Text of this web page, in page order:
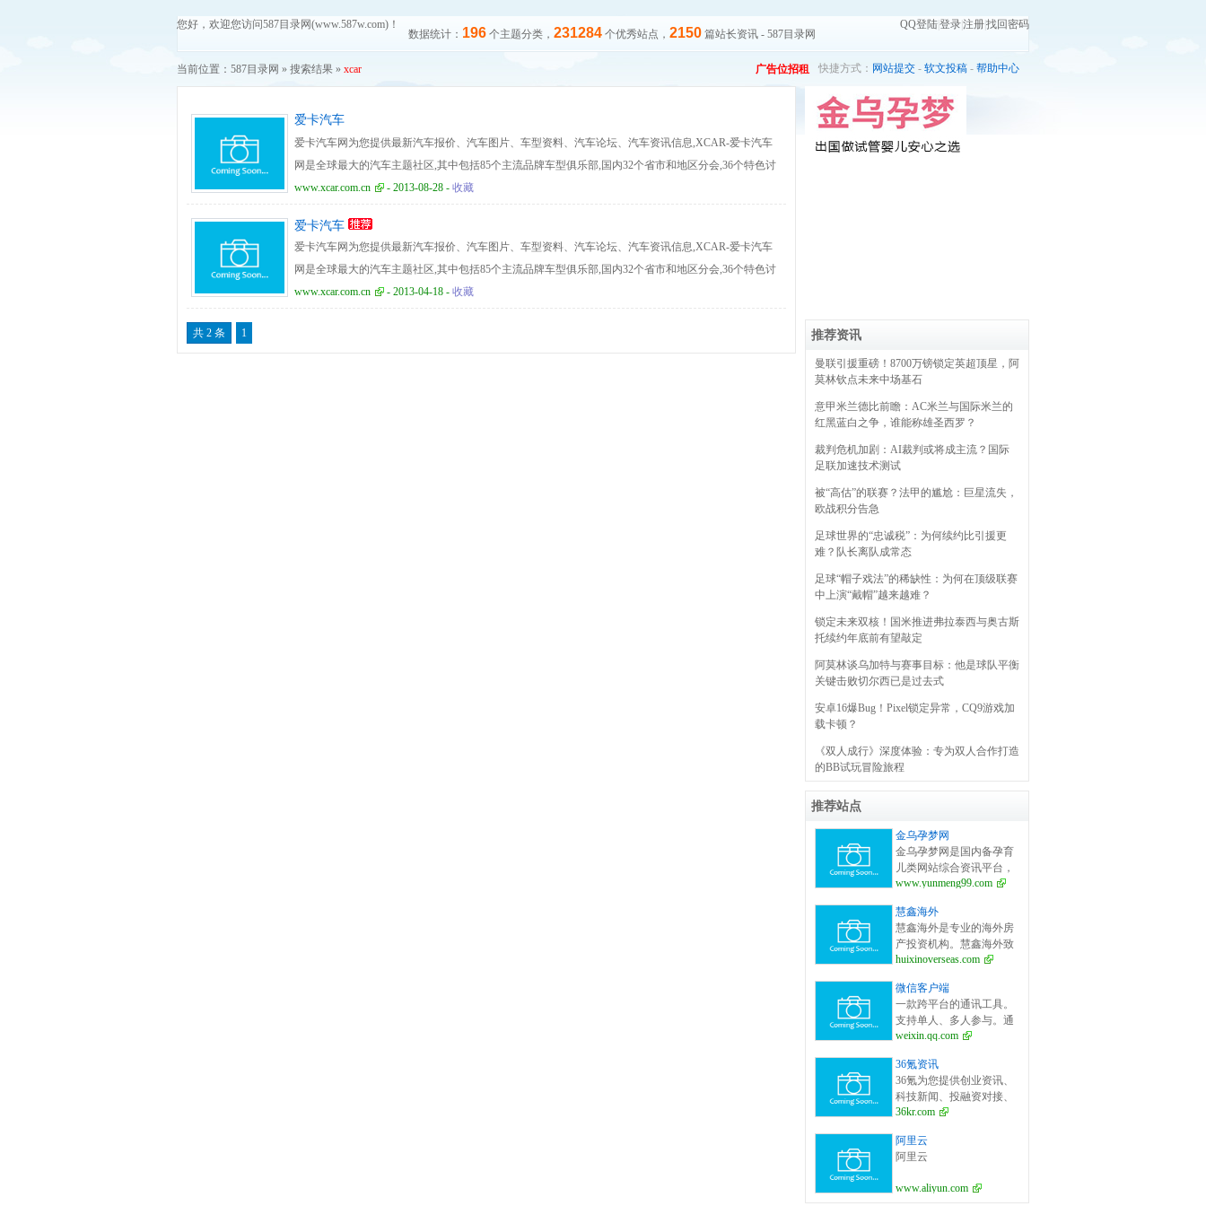
您好，欢迎您访问587目录网(www.587w.com)！ QQ登陆登录注册找回密码
数据统计： 196 个主题分类， 231284 个优秀站点， 2150 篇站长资讯 - 587目录网
快捷方式： 网站提交 - 软文投稿 - 帮助中心
广告位招租
当前位置： 587目录网 » 搜索结果 » xcar
爱卡汽车
爱卡汽车网为您提供最新汽车报价、汽车图片、车型资料、汽车论坛、汽车资讯信息,XCAR-爱卡汽车
网是全球最大的汽车主题社区,其中包括85个主流品牌车型俱乐部,国内32个省市和地区分会,36个特色讨
论区
www.xcar.com.cn - 2013-08-28 - 收藏
爱卡汽车
爱卡汽车网为您提供最新汽车报价、汽车图片、车型资料、汽车论坛、汽车资讯信息,XCAR-爱卡汽车
网是全球最大的汽车主题社区,其中包括85个主流品牌车型俱乐部,国内32个省市和地区分会,36个特色讨
论区
www.xcar.com.cn - 2013-04-18 - 收藏
共 2 条 1 推荐资讯
曼联引援重磅！8700万镑锁定英超顶星，阿
莫林钦点未来中场基石
意甲米兰德比前瞻：AC米兰与国际米兰的
红黑蓝白之争，谁能称雄圣西罗？
裁判危机加剧：AI裁判或将成主流？国际
足联加速技术测试
被“高估”的联赛？法甲的尴尬：巨星流失，
欧战积分告急
足球世界的“忠诚税”：为何续约比引援更
难？队长离队成常态
足球“帽子戏法”的稀缺性：为何在顶级联赛
中上演“戴帽”越来越难？
锁定未来双核！国米推进弗拉泰西与奥古斯
托续约年底前有望敲定
阿莫林谈乌加特与赛事目标：他是球队平衡
关键击败切尔西已是过去式
安卓16爆Bug！Pixel锁定异常，CQ9游戏加
载卡顿？
《双人成行》深度体验：专为双人合作打造
的BB试玩冒险旅程
推荐站点
金乌孕梦网
金乌孕梦网是国内备孕育
儿类网站综合资讯平台，
开设试管婴儿、备孕百
复、育儿宝典、生活指南
等栏目，分享全面泰国、
美国、俄罗斯、乌克兰等
国家的第三代试管婴儿医
院、攻略、流程、费用及
成功率等详细解说，提供
全全方位试管婴儿资讯平
台。
www.yunmeng99.com
慧鑫海外
慧鑫海外是专业的海外房
产投资机构。慧鑫海外致
力于为全球华人提供海外
盘信息，助您做出最英明
的海外投资决策，是您海
外房产投资和买房移民首
选的海外房产机构。专业
国际持牌律师法律把关，
国内国外同价销售！
huixinoverseas.com
微信客户端
一款跨平台的通讯工具。
支持单人、多人参与。通
过手机网络发送语音、图
weixin.qq.com
36氪资讯
36氪为您提供创业资讯、
科技新闻、投融资对接、
股权投资、极速融资等创
可以依赖的创业服务平
台，为创业者提供最好的
36kr.com
阿里云
阿里云
www.aliyun.com